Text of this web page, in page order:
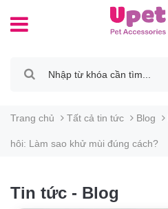
Trang chủ Tất cả tin tức Blog
hôi: Làm sao khử mùi đúng cách?
Tin tức - Blog